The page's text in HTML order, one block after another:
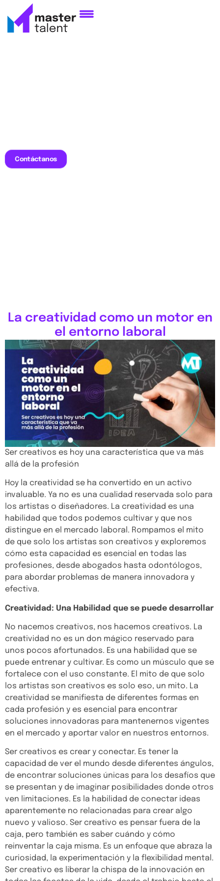
Contáctanos
La creatividad como un motor en
el entorno laboral
Ser creativos es hoy una característica que va más
allá de la profesión
Hoy la creatividad se ha convertido en un activo
invaluable. Ya no es una cualidad reservada solo para
los artistas o diseñadores. La creatividad es una
habilidad que todos podemos cultivar y que nos
distingue en el mercado laboral. Rompamos el mito
de que solo los artistas son creativos y exploremos
cómo esta capacidad es esencial en todas las
profesiones, desde abogados hasta odontólogos,
para abordar problemas de manera innovadora y
efectiva.
Creatividad: Una Habilidad que se puede desarrollar
No nacemos creativos, nos hacemos creativos. La
creatividad no es un don mágico reservado para
unos pocos afortunados. Es una habilidad que se
puede entrenar y cultivar. Es como un músculo que se
fortalece con el uso constante. El mito de que solo
los artistas son creativos es solo eso, un mito. La
creatividad se manifiesta de diferentes formas en
cada profesión y es esencial para encontrar
soluciones innovadoras para mantenernos vigentes
en el mercado y aportar valor en nuestros entornos.
Ser creativos es crear y conectar. Es tener la
capacidad de ver el mundo desde diferentes ángulos,
de encontrar soluciones únicas para los desafíos que
se presentan y de imaginar posibilidades donde otros
ven limitaciones. Es la habilidad de conectar ideas
aparentemente no relacionadas para crear algo
nuevo y valioso. Ser creativo es pensar fuera de la
caja, pero también es saber cuándo y cómo
reinventar la caja misma. Es un enfoque que abraza la
curiosidad, la experimentación y la flexibilidad mental.
Ser creativo es liberar la chispa de la innovación en